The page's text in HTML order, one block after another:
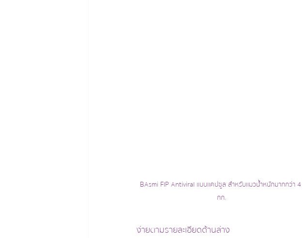
BAsmi FIP Antiviral แบบแคปซูล สำหรับแมวน้ำหนักมากกว่า 4
กก.
ง่ายตามรายละเอียดด้านล่าง